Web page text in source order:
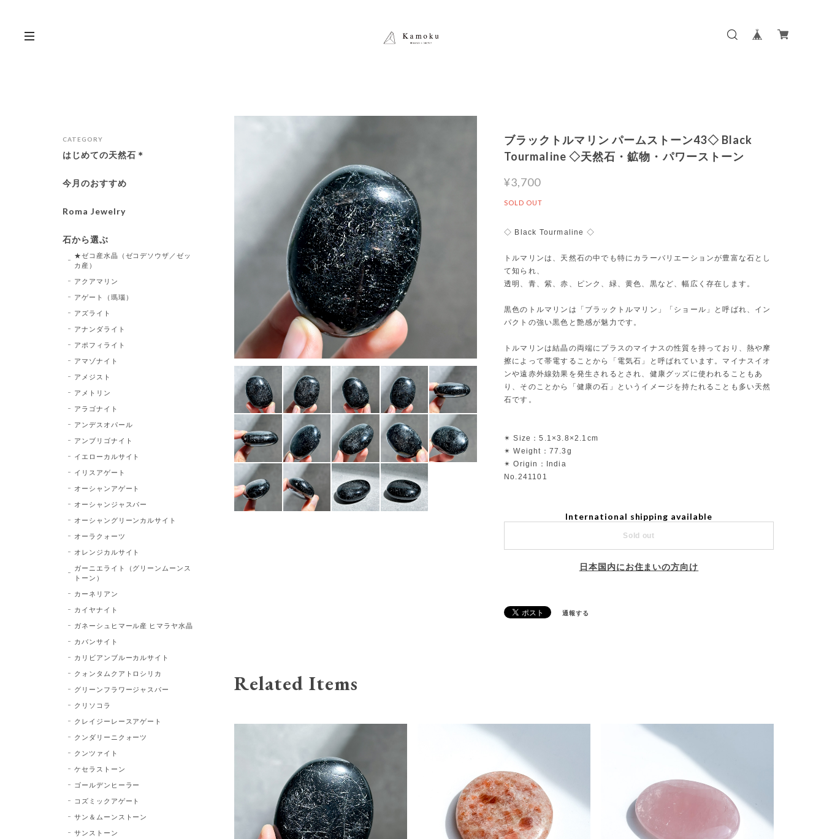
ブラックトルマリン パームストーン43◇ Black
Tourmaline ◇天然石・鉱物・パワーストーン
¥3,700
SOLD OUT
◇ Black Tourmaline ◇
トルマリンは、天然石の中でも特にカラーバリエーションが豊富な石とし
て知られ、
透明、青、紫、赤、ピンク、緑、黄色、黒など、幅広く存在します。
黒色のトルマリンは「ブラックトルマリン」「ショール」と呼ばれ、イン
パクトの強い黒色と艶感が魅力です。
トルマリンは結晶の両端にプラスのマイナスの性質を持っており、熱や摩
擦によって帯電することから「電気石」と呼ばれています。マイナスイオ
ンや遠赤外線効果を発生されるとされ、健康グッズに使われることもあ
り、そのことから「健康の石」というイメージを持たれることも多い天然
石です。
✴︎ Size：5.1×3.8×2.1cm
✴︎ Weight：77.3g
✴︎ Origin：India
No.241101
International shipping available
Sold out
日本国内にお住まいの方向け
通報する
Related Items
CATEGORY
はじめての天然石＊
今月のおすすめ
Roma Jewelry
石から選ぶ
★ゼコ産水晶（ゼコデソウザ／ゼッ
カ産）
アクアマリン
アゲート（瑪瑙）
アズライト
アナンダライト
アポフィライト
アマゾナイト
アメジスト
アメトリン
アラゴナイト
アンデスオパール
アンブリゴナイト
イエローカルサイト
イリスアゲート
オーシャンアゲート
オーシャンジャスパー
オーシャングリーンカルサイト
オーラクォーツ
オレンジカルサイト
ガーニエライト（グリーンムーンス
トーン）
カーネリアン
カイヤナイト
ガネーシュヒマール産 ヒマラヤ水晶
カバンサイト
カリビアンブルーカルサイト
クォンタムクアトロシリカ
グリーンフラワージャスパー
クリソコラ
クレイジーレースアゲート
クンダリーニクォーツ
クンツァイト
ケセラストーン
ゴールデンヒーラー
コズミックアゲート
サン＆ムーンストーン
サンストーン